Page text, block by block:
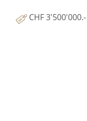
CHF 3'500'000.-